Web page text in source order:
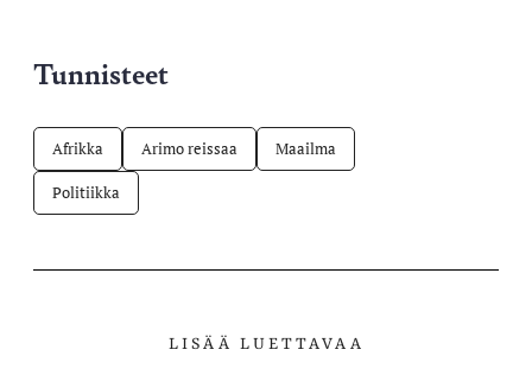
Tunnisteet
Afrikka Arimo reissaa Maailma
Politiikka
LISÄÄ LUETTAVAA